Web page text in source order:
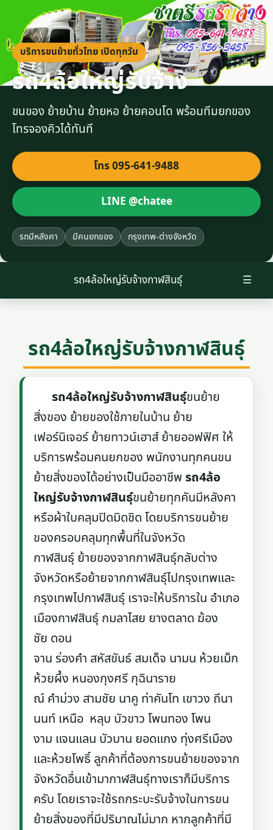
บริการขนย้ายทั่วไทย เปิดทุกวัน
รถ4ล้อใหญ่รับจ้าง
ขนของ ย้ายบ้าน ย้ายหอ ย้ายคอนโด พร้อมทีมยกของ
โทรจองคิวได้ทันที
โทร 095-641-9488
LINE @chatee
รถมีหลังคา มีคนยกของ กรุงเทพ-ต่างจังหวัด
☰
รถ4ล้อใหญ่รับจ้างกาฬสินธุ์
รถ4ล้อใหญ่รับจ้างกาฬสินธุ์
รถ4ล้อใหญ่รับจ้างกาฬสินธุ์ขนย้าย
สิ่งของ ย้ายของใช้ภายในบ้าน ย้าย
เฟอร์นิเจอร์ ย้ายทาวน์เฮาส์ ย้ายออฟฟิศ ให้
บริการพร้อมคนยกของ พนักงานทุกคนขน
ย้ายสิ่งของได้อย่างเป็นมืออาชีพรถ4ล้อ
ใหญ่รับจ้างกาฬสินธุ์ขนย้ายทุกคันมีหลังคา
หรือผ้าใบคลุมปิดมิดชิด โดยบริการขนย้าย
ของครอบคลุมทุกพื้นที่ในจังหวัด
กาฬสินธุ์ ย้ายของจากกาฬสินธุ์กลับต่าง
จังหวัดหรือย้ายจากกาฬสินธุ์ไปกรุงเทพและ
กรุงเทพไปกาฬสินธุ์ เราจะให้บริการใน อำเภอ
เมืองกาฬสินธุ์ กมลาไสย ยางตลาด ฆ้อง
ชัย ดอน
จาน ร่องคำ สหัสขันธ์ สมเด็จ นามน ห้วยเม็ก
ห้วยผึ้ง หนองกุงศรี กุฉินาราย
ณ์ คำม่วง สามชัย นาคู ท่าคันโท เขาวง ถีนา
นนท์ เหนือ หลุบ บัวขาว โพนทอง โพน
งาม แจนแลน บัวบาน ยอดแกง ทุ่งศรีเมือง
และห้วยโพธิ์ ลูกค้าที่ต้องการขนย้ายของจาก
จังหวัดอื่นเข้ามากาฬสินธุ์ทางเราก็มีบริการ
ครับ โดยเราจะใช้รถกระบะรับจ้างในการขน
ย้ายสิ่งของที่มีปริมาณไม่มาก หากลูกค้าที่มี